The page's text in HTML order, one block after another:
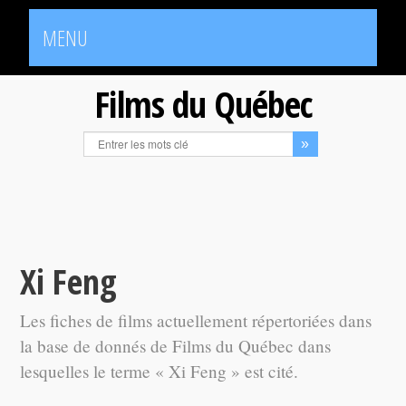
MENU
Films du Québec
Xi Feng
Les fiches de films actuellement répertoriées dans
la base de donnés de Films du Québec dans
lesquelles le terme « Xi Feng » est cité.